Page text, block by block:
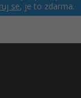
se, je to zdarma.